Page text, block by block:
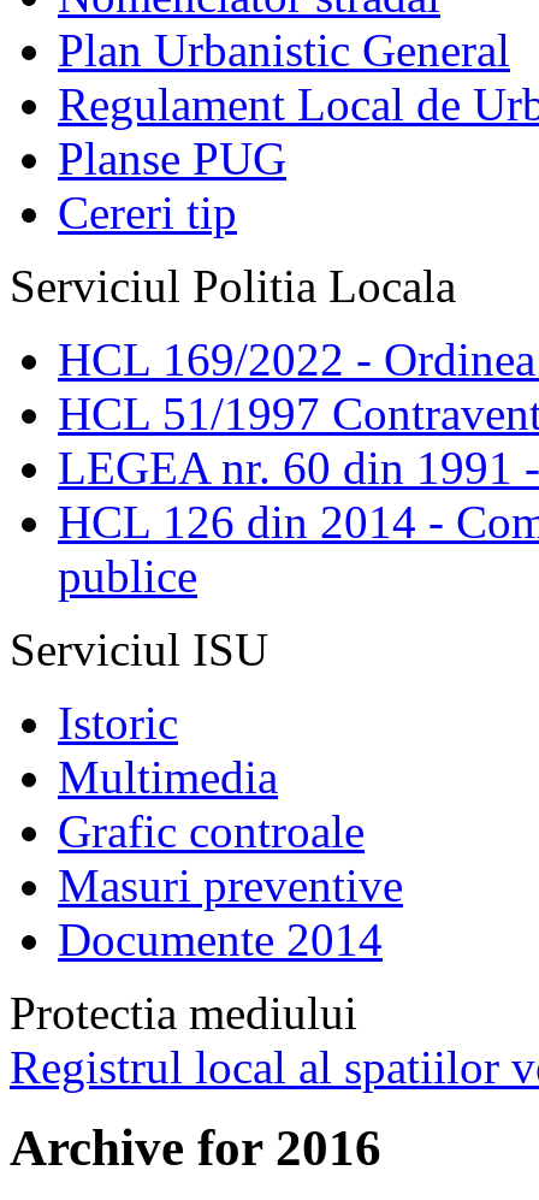
Plan Urbanistic General
Regulament Local de
Planse PUG
Cereri tip
Serviciul Politia Locala
HCL 169/2022 -
HCL 51/1997
LEGEA nr. 60 din 1991
HCL 126 din 2014 -
publice
Serviciul ISU
Istoric
Multimedia
Grafic controale
Masuri preventive
Documente 2014
Protectia mediului
Registrul local al spatiilor
Archive for 2016